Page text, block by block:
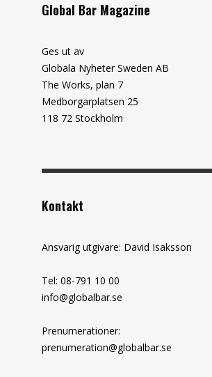
Global Bar Magazine
Ges ut av
Globala Nyheter Sweden AB
The Works, plan 7
Medborgarplatsen 25
118 72 Stockholm
Kontakt
Ansvarig utgivare: David Isaksson
Tel: 08-791 10 00
info@globalbar.se
Prenumerationer:
prenumeration@globalbar.se